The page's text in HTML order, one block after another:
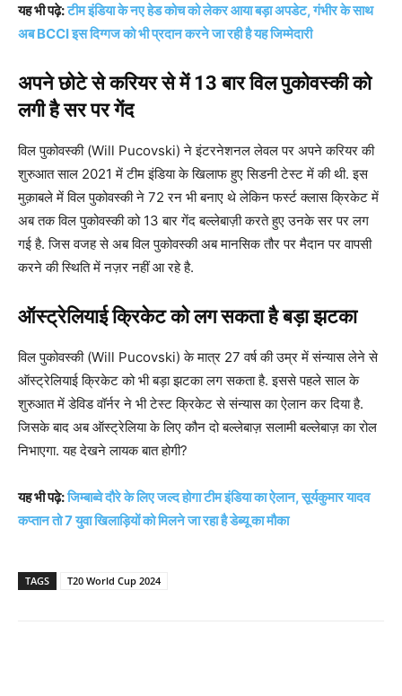
यह भी पढ़े:टीम इंडिया के नए हेड कोच को लेकर आया बड़ा अपडेट, गंभीर के साथ
अब BCCI इस दिग्गज को भी प्रदान करने जा रही है यह जिम्मेदारी
अपने छोटे से करियर से में 13 बार विल पुकोवस्की को
लगी है सर पर गेंद
विल पुकोवस्की (Will Pucovski) ने इंटरनेशनल लेवल पर अपने करियर की
शुरुआत साल 2021 में टीम इंडिया के खिलाफ हुए सिडनी टेस्ट में की थी. इस
मुक़ाबले में विल पुकोवस्की ने 72 रन भी बनाए थे लेकिन फर्स्ट क्लास क्रिकेट में
अब तक विल पुकोवस्की को 13 बार गेंद बल्लेबाज़ी करते हुए उनके सर पर लग
गई है. जिस वजह से अब विल पुकोवस्की अब मानसिक तौर पर मैदान पर वापसी
करने की स्थिति में नज़र नहीं आ रहे है.
ऑस्ट्रेलियाई क्रिकेट को लग सकता है बड़ा झटका
विल पुकोवस्की (Will Pucovski) के मात्र 27 वर्ष की उम्र में संन्यास लेने से
ऑस्ट्रेलियाई क्रिकेट को भी बड़ा झटका लग सकता है. इससे पहले साल के
शुरुआत में डेविड वॉर्नर ने भी टेस्ट क्रिकेट से संन्यास का ऐलान कर दिया है.
जिसके बाद अब ऑस्ट्रेलिया के लिए कौन दो बल्लेबाज़ सलामी बल्लेबाज़ का रोल
निभाएगा. यह देखने लायक बात होगी?
यह भी पढ़े:जिम्बाब्वे दौरे के लिए जल्द होगा टीम इंडिया का ऐलान, सूर्यकुमार यादव
कप्तान तो 7 युवा खिलाड़ियों को मिलने जा रहा है डेब्यू का मौका
TAGS T20 World Cup 2024